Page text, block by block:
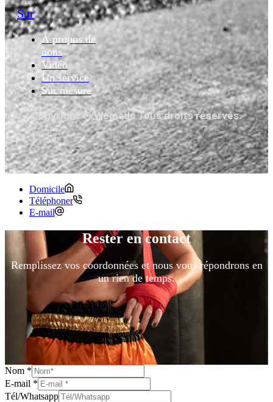
Sur
À propos de
nous
Vidéo
Un service
Sur mesure
Copyright © Wemade Tous droits réservés.
Domicile
Téléphoner
E-mail
Rester en contact
Remplissez vos coordonnées et nous vous répondrons en
un rien de temps.
Nom *
E-mail *
Tél/Whatsapp